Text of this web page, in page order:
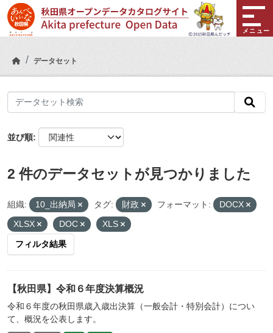
Skip to main content
メニュー
データセット
並び順
2 件のデータセットが見つかりました
組織: 10_出納局 タグ: 財政 フォーマット:
DOCX
XLSX
DOC XLS
フィルタ結果
【秋田県】令和６年度決算概況
令和６年度の秋田県歳入歳出決算（一般会計・特別会計）につい
て、概況を公表します。